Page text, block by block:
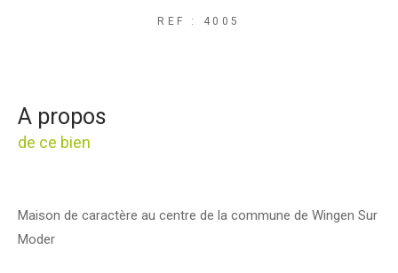
REF : 4005
a propos
de ce bien
Maison de caractère au centre de la commune de Wingen Sur
Moder